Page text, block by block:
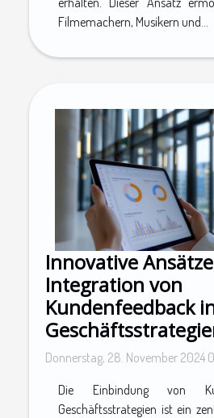
Filmemachern, Musikern und...
Innovative
Integration von
Kundenfeedback
Donnerstag, 28. November 2024
Die Einbindung von
Geschäftsstrategien ist ein